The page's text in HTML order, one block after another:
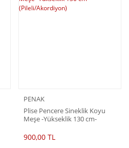
PENAK
Plise Pencere Sineklik Koyu
Meşe -Yükseklik 130 cm-
900,00 TL